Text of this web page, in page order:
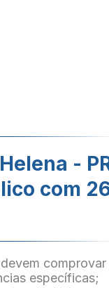
-
com
comprovar
específicas;